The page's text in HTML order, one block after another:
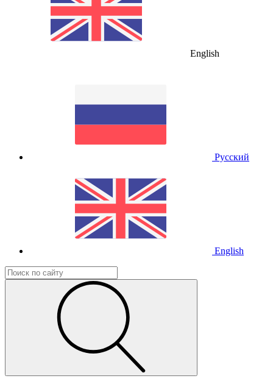
English
Русский
English